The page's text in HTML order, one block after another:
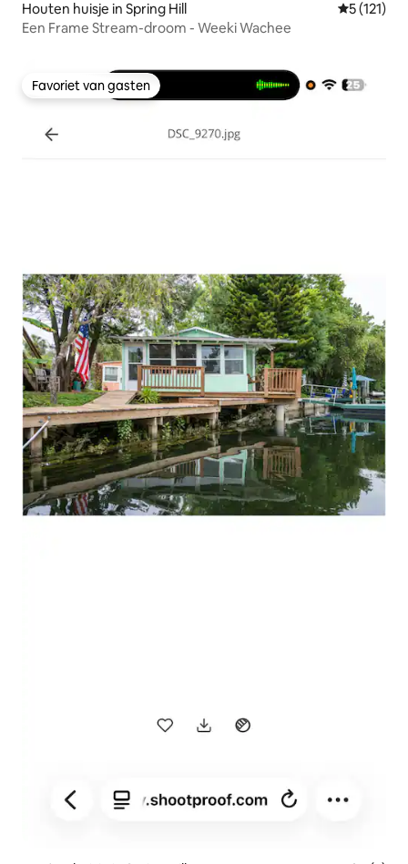
Houten huisje in Spring Hill
5 (121)
Een Frame Stream-droom - Weeki Wachee
Favoriet van gasten
Favoriet van gasten